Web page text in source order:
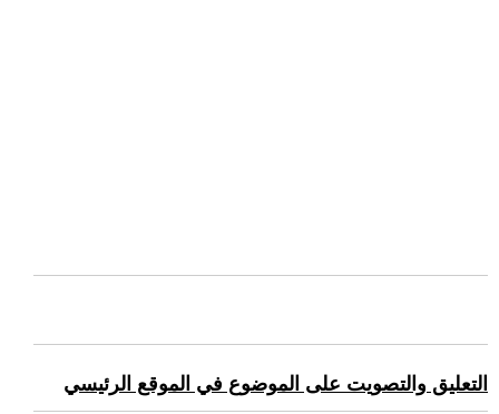
التعليق والتصويت على الموضوع في الموقع الرئيسي